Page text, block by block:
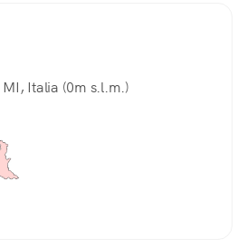
Italia (0m s.l.m.)